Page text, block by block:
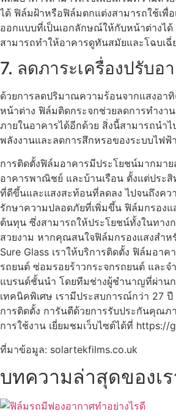
ได้ ฟิล์มฝ้าหรือฟิล์มตกแต่งสามารถใช้เพื่
ออกแบบที่เป็นเอกลักษณ์ให้กับหน้าต่างไ
สามารถทำให้อาคารดูทันสมัยและโฉบเฉี่
7. ลดภาระเครื่องปรับอ
ด้วยการลดปริมาณความร้อนจากแสงอา
หน้าต่าง ฟิล์มติดกระจกช่วยลดการทำงา
ภายในอาคารได้อีกด้วย สิ่งนี้สามารถนำ
พลังงานและลดการสึกหรอของระบบไฟฟ้า
การติดตั้งฟิล์มอาคารมีประโยชน์มากมา
อาคารพาณิชย์ และบ้านเรือน ตั้งแต่ประ
ที่ดีขึ้นและแสงสะท้อนที่ลดลง ไปจนถึงคว
รักษาความปลอดภัยที่เพิ่มขึ้น ฟิล์มกรองแ
ต้นทุน ซึ่งสามารถให้ประโยชน์ทั้งในทาง
สวยงาม หากคุณสนใจฟิล์มกรองแสงสำห
Sure Glass เราให้บริการติดตั้ง ฟิล์มอาค
รถยนต์ ซ่อมรอยร้าวกระจกรถยนต์ และจ
แบรนด์ชั้นนำ โดยทีมช่างผู้ชำนาญที่ผ่าน
เทคนิคพิเศษ เรามีประสบการณ์กว่า 27
การติดตั้ง การันตีด้วยการรับประกันคุณภ
การใช้งาน เยี่ยมชมเว็บไซต์ได้ที่ https://
ที่มาข้อมูล: solartekfilms.co.uk
บทความล่าสุดของเร